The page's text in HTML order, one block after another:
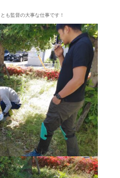
も監督の大事な仕事です！